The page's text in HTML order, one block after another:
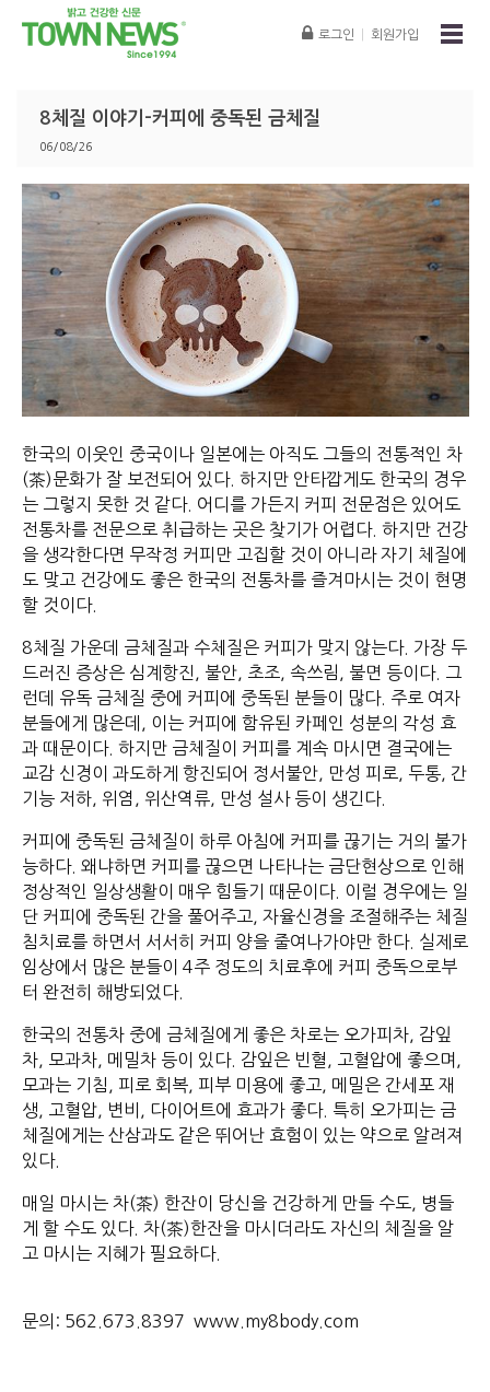
로그인 회원가입
8체질 이야기-커피에 중독된 금체질
06/08/26
한국의 이웃인 중국이나 일본에는 아직도 그들의 전통적인 차
(茶)문화가 잘 보전되어 있다. 하지만 안타깝게도 한국의 경우
는 그렇지 못한 것 같다. 어디를 가든지 커피 전문점은 있어도
전통차를 전문으로 취급하는 곳은 찾기가 어렵다. 하지만 건강
을 생각한다면 무작정 커피만 고집할 것이 아니라 자기 체질에
도 맞고 건강에도 좋은 한국의 전통차를 즐겨마시는 것이 현명
할 것이다.
8체질 가운데 금체질과 수체질은 커피가 맞지 않는다. 가장 두
드러진 증상은 심계항진, 불안, 초조, 속쓰림, 불면 등이다. 그
런데 유독 금체질 중에 커피에 중독된 분들이 많다. 주로 여자
분들에게 많은데, 이는 커피에 함유된 카페인 성분의 각성 효
과 때문이다. 하지만 금체질이 커피를 계속 마시면 결국에는
교감 신경이 과도하게 항진되어 정서불안, 만성 피로, 두통, 간
기능 저하, 위염, 위산역류, 만성 설사 등이 생긴다.
커피에 중독된 금체질이 하루 아침에 커피를 끊기는 거의 불가
능하다. 왜냐하면 커피를 끊으면 나타나는 금단현상으로 인해
정상적인 일상생활이 매우 힘들기 때문이다. 이럴 경우에는 일
단 커피에 중독된 간을 풀어주고, 자율신경을 조절해주는 체질
침치료를 하면서 서서히 커피 양을 줄여나가야만 한다. 실제로
임상에서 많은 분들이 4주 정도의 치료후에 커피 중독으로부
터 완전히 해방되었다.
한국의 전통차 중에 금체질에게 좋은 차로는 오가피차, 감잎
차, 모과차, 메밀차 등이 있다. 감잎은 빈혈, 고혈압에 좋으며,
모과는 기침, 피로 회복, 피부 미용에 좋고, 메밀은 간세포 재
생, 고혈압, 변비, 다이어트에 효과가 좋다. 특히 오가피는 금
체질에게는 산삼과도 같은 뛰어난 효험이 있는 약으로 알려져
있다.
매일 마시는 차(茶) 한잔이 당신을 건강하게 만들 수도, 병들
게 할 수도 있다. 차(茶)한잔을 마시더라도 자신의 체질을 알
고 마시는 지혜가 필요하다.
문의: 562.673.8397 www.my8body.com